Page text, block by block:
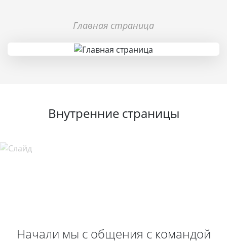
Главная страница
Внутренние страницы
Начали мы с общения с командой